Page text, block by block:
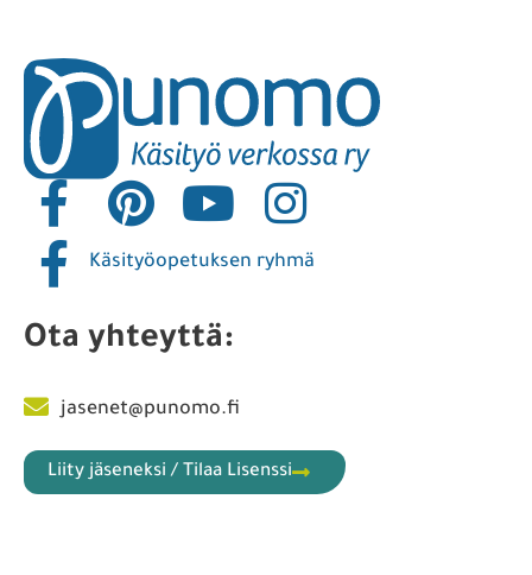
Käsityöopetuksen ryhmä
Ota yhteyttä:
jasenet@punomo.fi
Liity jäseneksi / Tilaa Lisenssi